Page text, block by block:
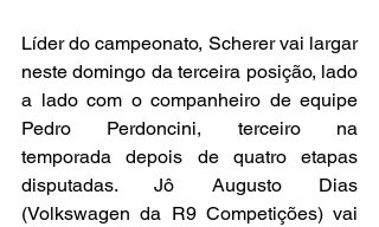
Líder do campeonato, Scherer vai largar
neste domingo da terceira posição, lado
a lado com o companheiro de equipe
Pedro Perdoncini, terceiro na
temporada depois de quatro etapas
disputadas. Jô Augusto Dias
(Volkswagen da R9 Competições) vai